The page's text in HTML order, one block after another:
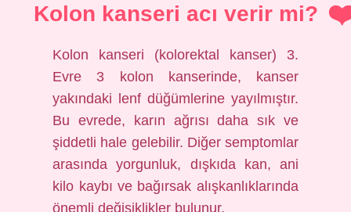
Kolon kanseri acı verir mi?
Kolon kanseri (kolorektal kanser) 3.
Evre 3 kolon kanserinde, kanser
yakındaki lenf düğümlerine yayılmıştır.
Bu evrede, karın ağrısı daha sık ve
şiddetli hale gelebilir. Diğer semptomlar
arasında yorgunluk, dışkıda kan, ani
kilo kaybı ve bağırsak alışkanlıklarında
önemli değişiklikler bulunur.